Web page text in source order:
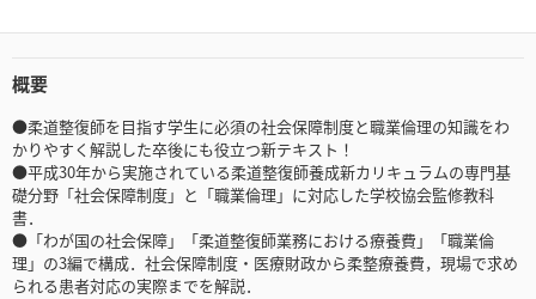
概要
●柔道整復師を目指す学生に必須の社会保障制度と職業倫理の知識をわ
かりやすく解説した卒後にも役立つ新テキスト！
●平成30年から実施されている柔道整復師養成新カリキュラムの専門基
礎分野「社会保障制度」と「職業倫理」に対応した学校協会監修教科
書．
●「わが国の社会保障」「柔道整復師業務における療養費」「職業倫
理」の3編で構成．社会保障制度・医療財政から柔整療養費，現場で求め
られる患者対応の実際までを解説．